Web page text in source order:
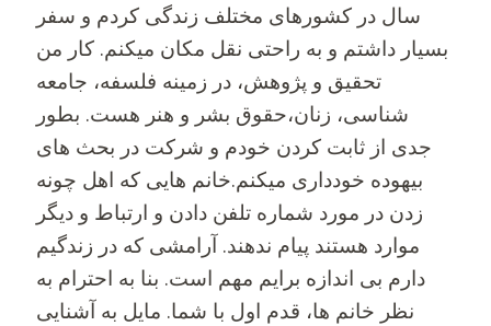
سال در کشورهای مختلف زندگی کردم و سفر
بسیار داشتم و به راحتی نقل مکان میکنم. کار من
تحقیق و پژوهش، در زمینه فلسفه، جامعه
شناسی، زنان،حقوق بشر و هنر هست. بطور
جدی از ثابت کردن خودم و شرکت در بحث های
بیهوده خودداری میکنم.خانم هایی که اهل چونه
زدن در مورد شماره تلفن دادن و ارتباط و دیگر
موارد هستند پیام ندهند. آرامشی که در زندگیم
دارم بی اندازه برایم مهم است. بنا به احترام به
نظر خانم ها، قدم اول با شما. مایل به آشنایی